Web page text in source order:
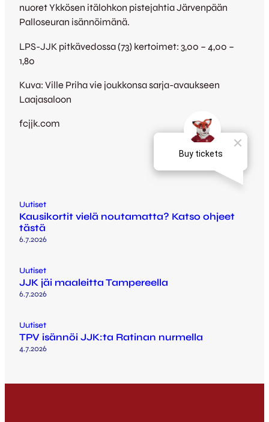
nuoret Ykkösen itälohkon pistejahtia Järvenpään
Palloseuran isännöimänä.
LPS-JJK pitkävedossa (73) kertoimet: 3,00 – 4,00 –
1,80
Kuva: Ville Priha vie joukkonsa sarja-avaukseen
Laajasaloon
fcjjk.com
Uutiset
Kausikortit vielä noutamatta? Katso ohjeet
tästä
6.7.2026
Uutiset
JJK jäi maaleitta Tampereella
6.7.2026
Uutiset
TPV isännöi JJK:ta Ratinan nurmella
4.7.2026